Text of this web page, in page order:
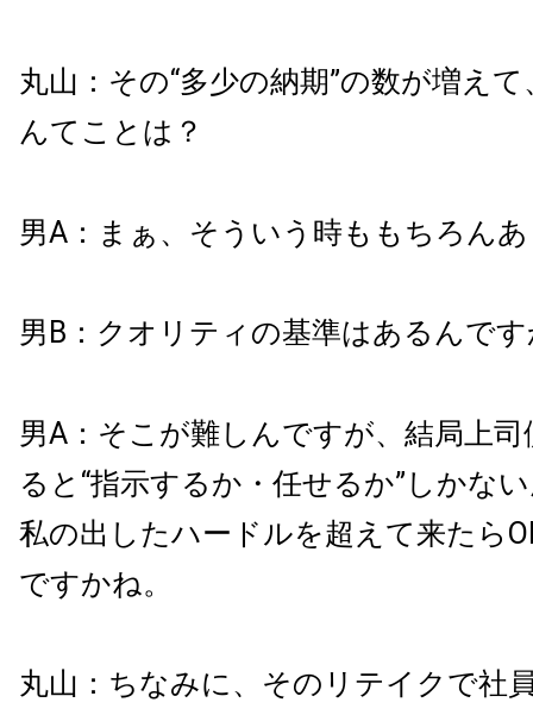
丸山：その“多少の納期”の数が増え
んてことは？
男A：まぁ、そういう時ももちろん
男B：クオリティの基準はあるんで
男A：そこが難しんですが、結局上
ると“指示するか・任せるか”しかな
私の出したハードルを超えて来たら
ですかね。
丸山：ちなみに、そのリテイクで社